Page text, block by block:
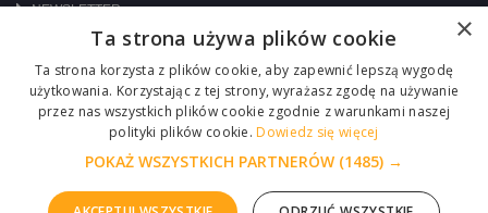
NEWSLETTER
ODWIEDŹ NAS NA:
×
Ta strona używa plików cookie
Ta strona korzysta z plików cookie, aby zapewnić lepszą wygodę
użytkowania. Korzystając z tej strony, wyrażasz zgodę na używanie
przez nas wszystkich plików cookie zgodnie z warunkami naszej
polityki plików cookie. Dowiedz się więcej
POKAŻ WSZYSTKICH PARTNERÓW (1485) →